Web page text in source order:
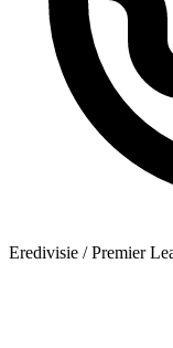
Eredivisie / Premier